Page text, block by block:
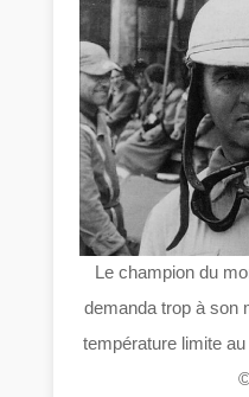
Le champion du
demanda trop à son
température limite